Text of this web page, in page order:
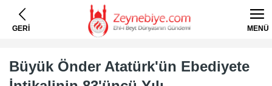
GERİ MENÜ
Büyük Önder Atatürk'ün Ebediyete